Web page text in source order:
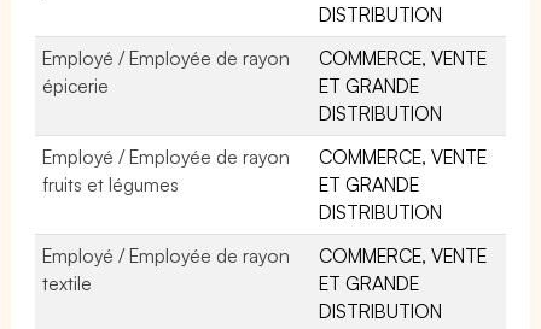
DISTRIBUTION
Employé / Employée de rayon
épicerie
COMMERCE, VENTE
ET GRANDE
DISTRIBUTION
Employé / Employée de rayon
fruits et légumes
COMMERCE, VENTE
ET GRANDE
DISTRIBUTION
Employé / Employée de rayon
textile
COMMERCE, VENTE
ET GRANDE
DISTRIBUTION